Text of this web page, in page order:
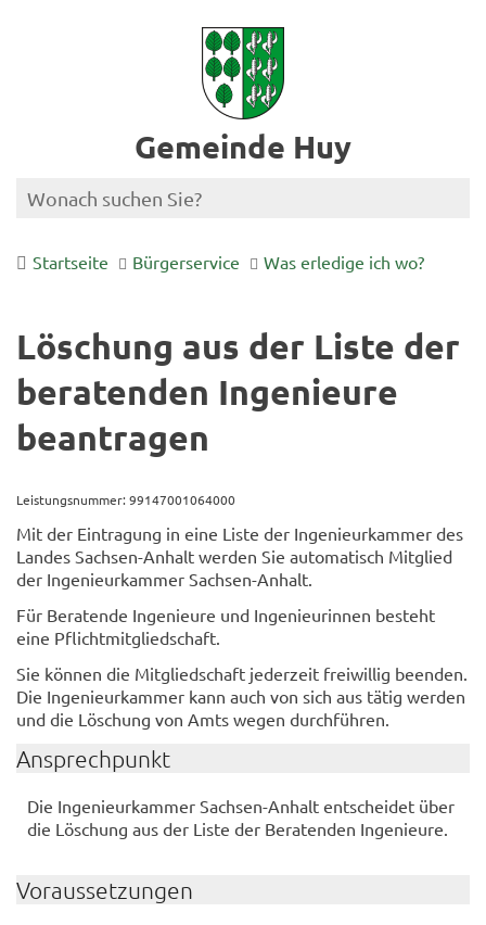
Gemeinde Huy
Startseite Bürgerservice Was erledige ich wo?
Löschung aus der Liste der
beratenden Ingenieure
beantragen
Leistungsnummer: 99147001064000
Mit der Eintragung in eine Liste der Ingenieurkammer des
Landes Sachsen-Anhalt werden Sie automatisch Mitglied
der Ingenieurkammer Sachsen-Anhalt.
Für Beratende Ingenieure und Ingenieurinnen besteht
eine Pflichtmitgliedschaft.
Sie können die Mitgliedschaft jederzeit freiwillig beenden.
Die Ingenieurkammer kann auch von sich aus tätig werden
und die Löschung von Amts wegen durchführen.
Ansprechpunkt
Die Ingenieurkammer Sachsen-Anhalt entscheidet über
die Löschung aus der Liste der Beratenden Ingenieure.
Voraussetzungen